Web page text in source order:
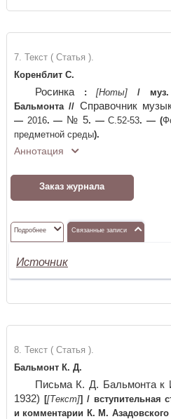
7. Текст ( Статья ).
Коренблит С.
Росинка : [Ноты] /
Бальмонта // Справочник
—2016. — № 5. —С.52-53. — (
предметной среды).
Аннотация
Заказ журнала
Подробнее Связанные записи
Источник
8. Текст ( Статья ).
Бальмонт К. Д.
Письма К. Д. Бальмонта к
1932) [[Текст]] / вступительная
и комментарии К. М. Азадовского